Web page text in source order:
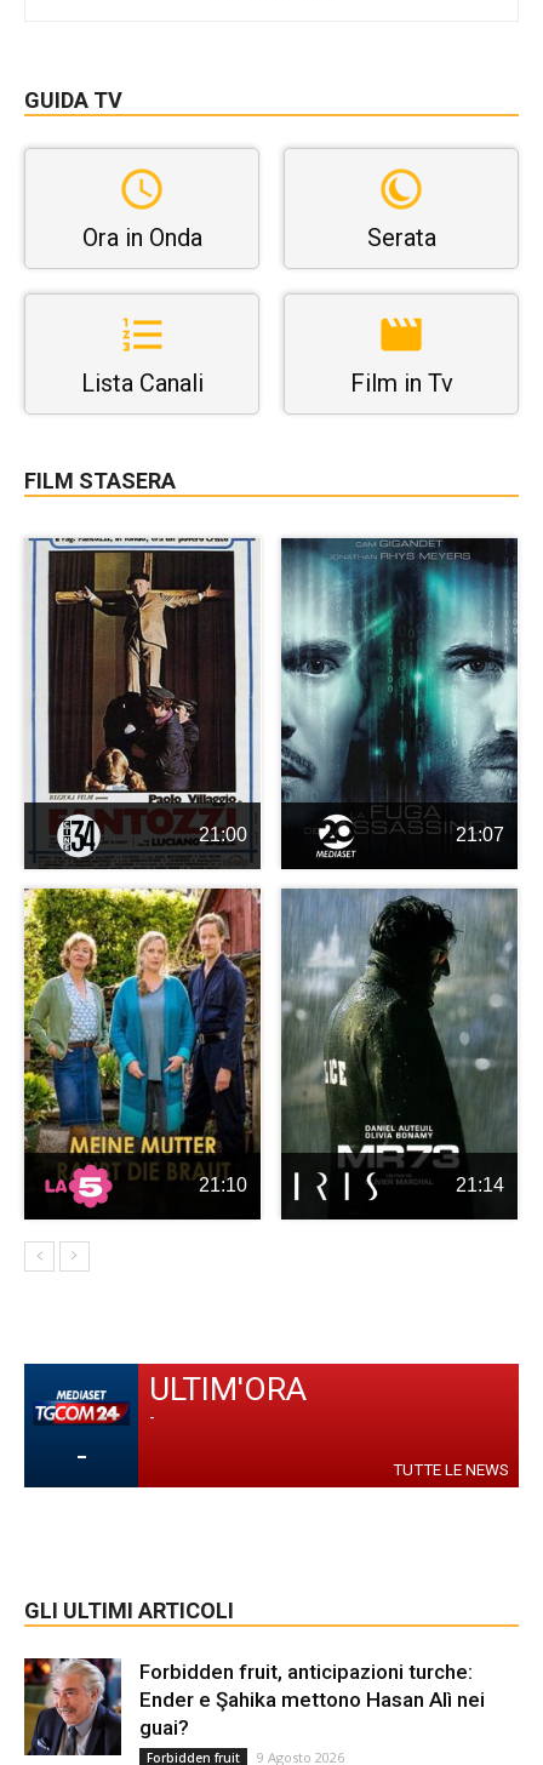
GUIDA TV
Ora in Onda Serata
Lista Canali Film in Tv
FILM STASERA
21:00 21:07
21:10 21:14
-
ULTIM'ORA
-
TUTTE LE NEWS
GLI ULTIMI ARTICOLI
Forbidden fruit, anticipazioni turche:
Ender e Şahika mettono Hasan Alì nei
guai?
Forbidden fruit 9 Agosto 2026